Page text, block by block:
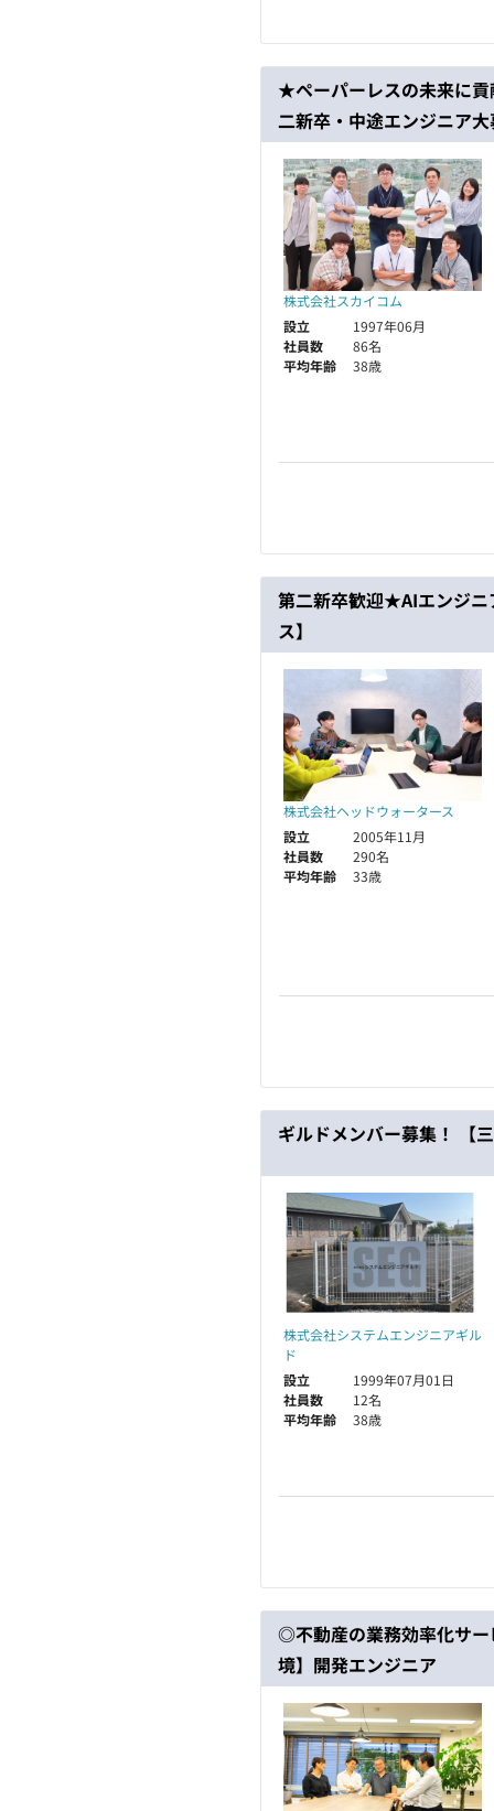
★ペーパーレスの未来に
二新卒・中途エンジニア
株式会社スカイコム
設立
1997年06月
社員数
86名
平均年齢
38歳
第二新卒歓迎★AIエンジニ
ス】
株式会社ヘッドウォータース
設立
2005年11月
社員数
290名
平均年齢
33歳
ギルドメンバー募集！ 【
株式会社システムエンジニアギル
ド
設立
1999年07月01日
社員数
12名
平均年齢
38歳
◎不動産の業務効率化サ
境】開発エンジニア